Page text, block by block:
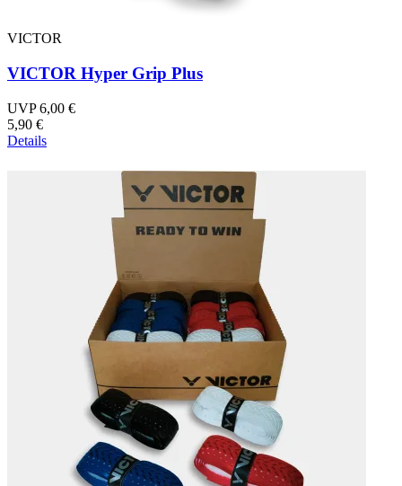
VICTOR
VICTOR Hyper Grip Plus
UVP 6,00 €
5,90 €
Details